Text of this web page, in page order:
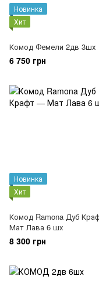
Новинка
Хит
Комод Фемели 2дв 3шх
6 750 грн
Новинка
Хит
Комод Ramona Дуб
Мат Лава 6 шх
8 300 грн